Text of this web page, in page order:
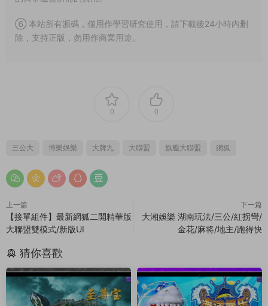
⑥ 本站所有源碼，僅用作學習研究使用，請下載後24小時内删
除，支持正版，勿用作商業用途。
0 0
三公大 博樂娛樂 大牌九 大聯盟 旗艦大聯盟 網狐
上一篇
【接單組件】最新網狐二開精華版
大聯盟雙模式/新版UI
下一篇
大湘娛樂 湖南玩法/三公/紅拐彎/
金花/麻将/地主/跑得快
猜你喜歡